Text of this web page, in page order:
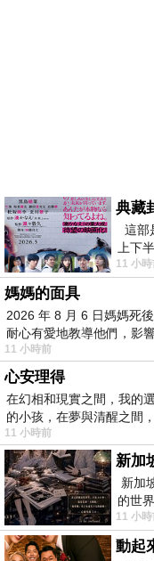
典藏
這部
上下
景影
11 小
媽媽的面具
2026 年 8 月 6 日媽媽死
耐心有愛地教導他們，影
11 小時前
心安理得
在幻相和現實之間，我的
的小孩，在夢與清醒之間
11 小時前
新加
新
的世
11 小
動起